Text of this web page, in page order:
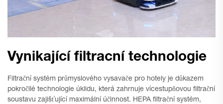
Vynikající filtracní technologie
Filtrační systém průmyslového vysavače pro hotely je důkazem
pokročilé technologie úklidu, která zahrnuje vícestupňovou filtrační
soustavu zajišťující maximální účinnost. HEPA filtrační systém,